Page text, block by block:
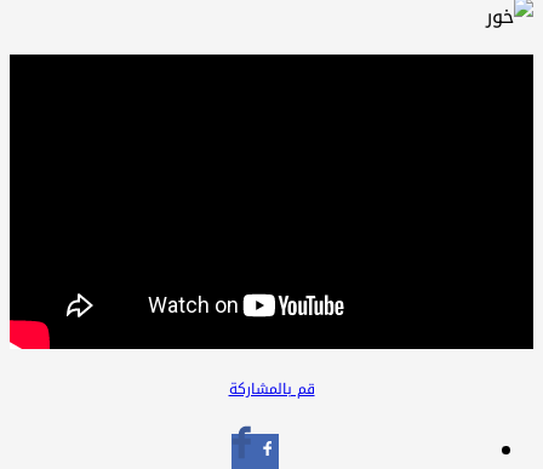
قم بالمشاركة